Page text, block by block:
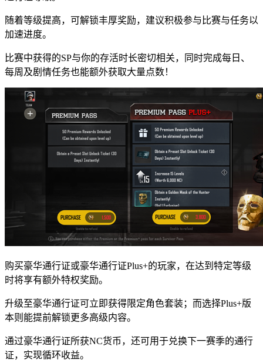
随着等级提高，可解锁丰厚奖励，建议积极参与比赛与任务以
加速进度。
比赛中获得的SP与你的存活时长密切相关，同时完成每日、
每周及剧情任务也能额外获取大量点数！
购买豪华通行证或豪华通行证Plus+的玩家，在达到特定等级
时将享有额外特权奖励。
升级至豪华通行证可立即获得限定角色套装；而选择Plus+版
本则能提前解锁更多高级内容。
通过豪华通行证所获NC货币，还可用于兑换下一赛季的通行
证，实现循环收益。